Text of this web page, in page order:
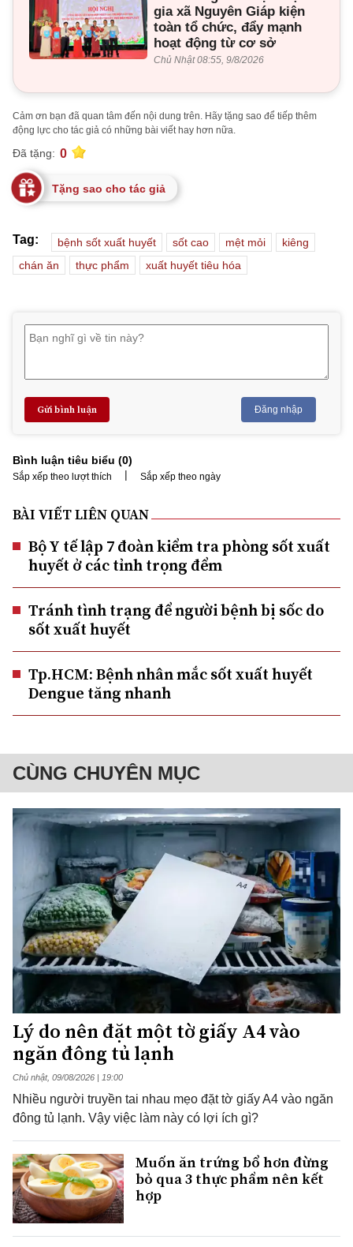
gia xã Nguyên Giáp kiện
toàn tổ chức, đẩy mạnh
hoạt động từ cơ sở
Chủ Nhật 08:55, 9/8/2026
Cảm ơn bạn đã quan tâm đến nội dung trên. Hãy tặng sao để tiếp thêm
động lực cho tác giả có những bài viết hay hơn nữa.
Đã tặng: 0
Tặng sao cho tác giả
Tag: bệnh sốt xuất huyết sốt cao mệt mỏi
kiêng
chán ăn
thực phẩm xuất huyết tiêu hóa
Gửi bình luận Đăng nhập
Bình luận tiêu biểu (0)
Sắp xếp theo lượt thích | Sắp xếp theo ngày
BÀI VIẾT LIÊN QUAN
Bộ Y tế lập 7 đoàn kiểm tra phòng sốt xuất
huyết ở các tỉnh trọng đểm
Tránh tình trạng để người bệnh bị sốc do
sốt xuất huyết
Tp.HCM: Bệnh nhân mắc sốt xuất huyết
Dengue tăng nhanh
CÙNG CHUYÊN MỤC
Lý do nên đặt một tờ giấy A4 vào
ngăn đông tủ lạnh
Chủ nhật, 09/08/2026 | 19:00
Nhiều người truyền tai nhau mẹo đặt tờ giấy A4 vào ngăn
đông tủ lạnh. Vậy việc làm này có lợi ích gì?
Muốn ăn trứng bổ hơn đừng
bỏ qua 3 thực phẩm nên kết
hợp